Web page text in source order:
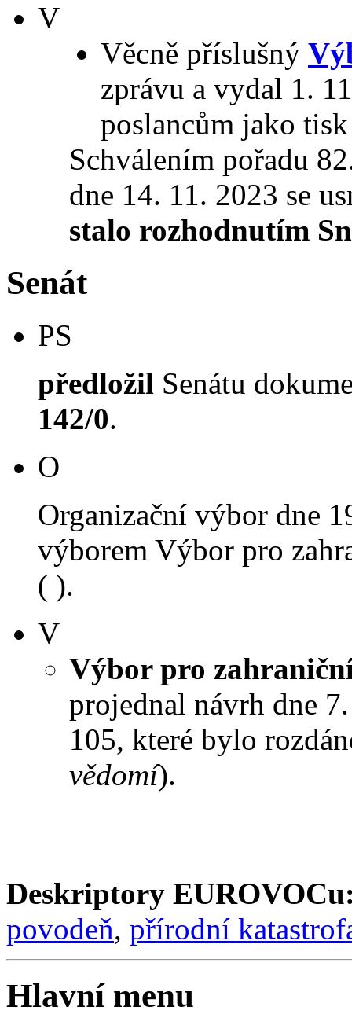
V
Věcně příslušný
zprávu a vydal 1.
poslancům jako
Schválením pořadu
dne 14. 11. 2023 se
stalo rozhodnutím
Senát
PS
předložil Senátu
142/0.
O
Organizační výbor dne
výborem Výbor pro
( ).
V
Výbor pro
projednal návrh dne
105, které bylo
vědomí).
Deskriptory
povodeň, přírodní
Hlavní menu